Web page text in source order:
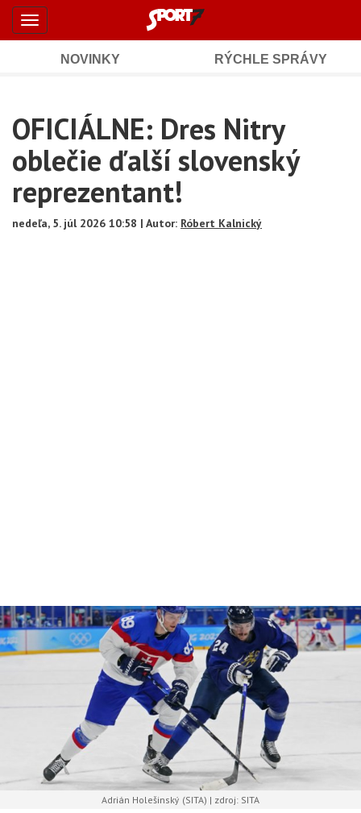
Šport7.sk
-
spravodajstvo
a
výsledky
Skočiť
hlavný
Toggle
navigation
Navigation
NOVINKY RÝCHLE SPRÁVY
Main
Content
OFICIÁLNE: Dres Nitry
oblečie ďalší slovenský
reprezentant!
nedeľa, 5. júl 2026 10:58 | Autor: Róbert Kalnický
Adrián Holešinský (SITA) | zdroj: SITA